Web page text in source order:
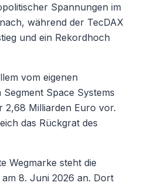
Spannungen im
während der TecDAX
und ein Rekordhoch
vom eigenen
Space Systems
2,68 Milliarden Euro vor.
das Rückgrat des
Wegmarke steht die
8. Juni 2026 an. Dort